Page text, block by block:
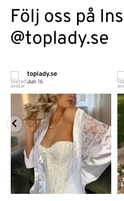
Följ oss på
@toplady.se
toplady.se
Jun 16